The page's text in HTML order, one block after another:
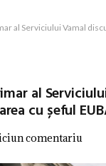
Serviciului Vamal discută
al
cu șeful
comentariu